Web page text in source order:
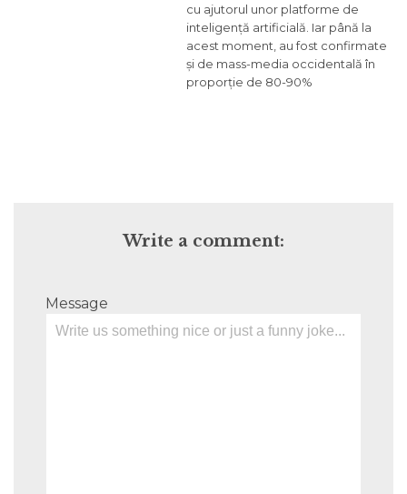
cu ajutorul unor platforme de
inteligență artificială. Iar până la
acest moment, au fost confirmate
și de mass-media occidentală în
proporție de 80-90%
Write a comment:
Message